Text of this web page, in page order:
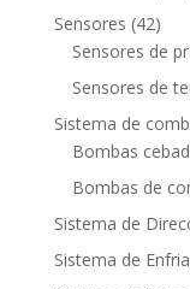
Sensores 4242
Sensores de
Sensores de
Sistema de
Bombas
Bombas de
Sistema de
Sistema de